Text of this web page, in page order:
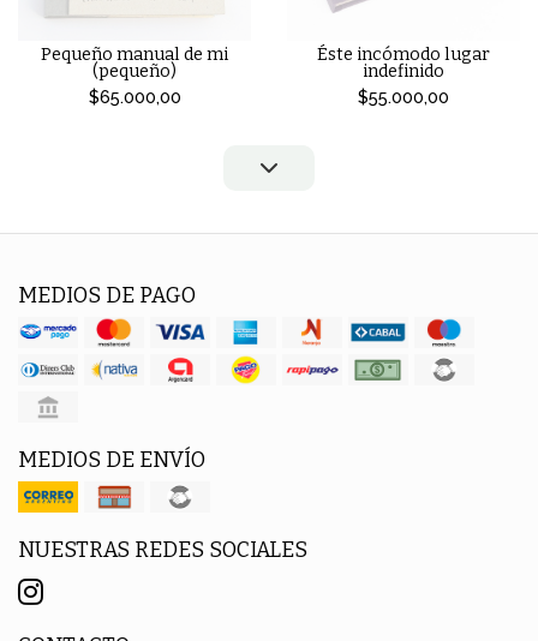
Pequeño manual de mi
(pequeño)
$65.000,00
Éste incómodo lugar
indefinido
$55.000,00
MEDIOS DE PAGO
MEDIOS DE ENVÍO
NUESTRAS REDES SOCIALES